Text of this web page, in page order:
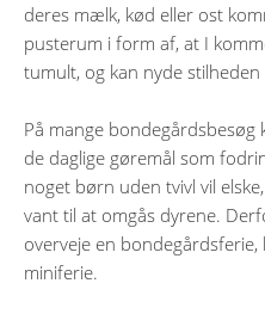
deres mælk, kød eller ost
pusterum i form af, at I
tumult, og kan nyde stilheden
På mange
de daglige gøremål som
noget børn uden tvivl vil
vant til at omgås dyrene.
overveje en
miniferie.